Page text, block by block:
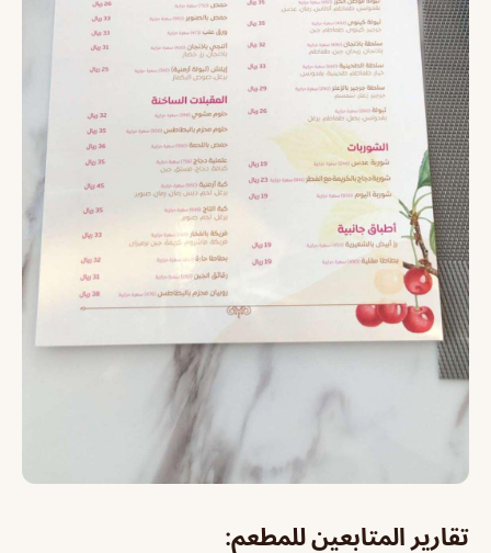
تقارير المتابعين للمطعم: